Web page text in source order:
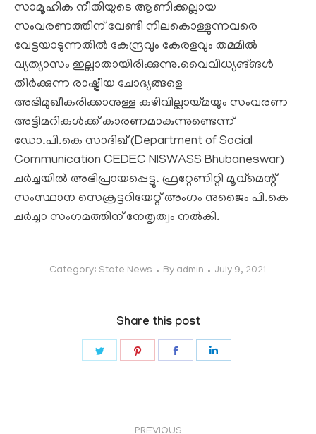
സാമൂഹിക നീതിയുടെ ആണിക്കല്ലായ
സംവരണത്തിന് വേണ്ടി നിലകൊള്ളുന്നവരെ
വേട്ടയാടുന്നതിൽ കേന്ദ്രവും കേരളവും തമ്മിൽ
വ്യത്യാസം ഇല്ലാതായിരിക്കുന്നു.വൈവിധ്യങ്ങൾ
തീർക്കുന്ന രാഷ്ട്രീയ ചോദ്യങ്ങളെ
അഭിമുഖീകരിക്കാനുള്ള കഴിവില്ലായ്മയും സംവരണ
അട്ടിമറികൾക്ക് കാരണമാകുന്നുണ്ടെന്ന്
ഡോ.പി.കെ സാദിഖ് (Department of Social
Communication CEDEC NISWASS Bhubaneswar)
ചർച്ചയിൽ അഭിപ്രായപ്പെട്ടു. ഫ്രറ്റേണിറ്റി മൂവ്മെന്റ്
സംസ്ഥാന സെക്രട്ടറിയേറ്റ് അംഗം നുജൈം പി.കെ
ചർച്ചാ സംഗമത്തിന് നേതൃത്വം നൽകി.
Category: State News By admin July 9, 2021
Share this post
Share
Share
PREVIOUS